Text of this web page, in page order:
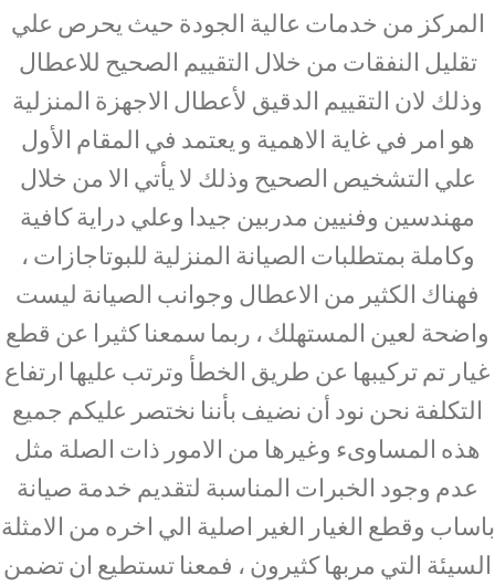
المركز من خدمات عالية الجودة حيث يحرص علي
تقليل النفقات من خلال التقييم الصحيح للاعطال
وذلك لان التقييم الدقيق لأعطال الاجهزة المنزلية
هو امر في غاية الاهمية و يعتمد في المقام الأول
علي التشخيص الصحيح وذلك لا يأتي الا من خلال
مهندسين وفنيين مدربين جيدا وعلي دراية كافية
وكاملة بمتطلبات الصيانة المنزلية للبوتاجازات ،
فهناك الكثير من الاعطال وجوانب الصيانة ليست
واضحة لعين المستهلك ، ربما سمعنا كثيرا عن قطع
غيار تم تركيبها عن طريق الخطأ وترتب عليها ارتفاع
التكلفة نحن نود أن نضيف بأننا نختصر عليكم جميع
هذه المساوىء وغيرها من الامور ذات الصلة مثل
عدم وجود الخبرات المناسبة لتقديم خدمة صيانة
باساب وقطع الغيار الغير اصلية الي اخره من الامثلة
السيئة التي مربها كثيرون ، فمعنا تستطيع ان تضمن